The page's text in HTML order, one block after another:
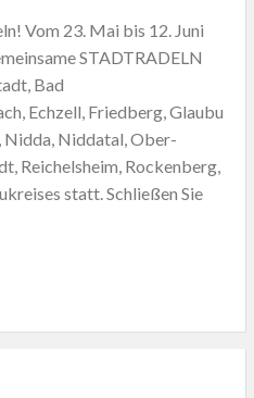
Vom 23. Mai bis 12. Juni
STADTRADELN
Bad
Echzell, Friedberg, Glaubu
Nidda, Niddatal, Ober-
Reichelsheim, Rockenberg,
statt. Schließen Sie